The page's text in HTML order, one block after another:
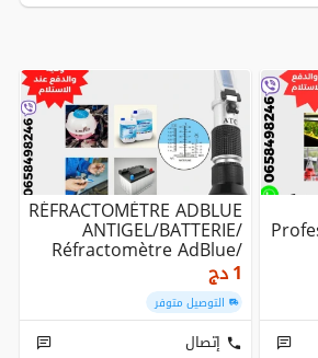
RÉFRACTOMÈTRE ADBLUE
ANTIGEL/BATTERIE/
Réfractomètre AdBlue/
Refractometre Alger...
1دج
التوصيل متوفر
إتصال